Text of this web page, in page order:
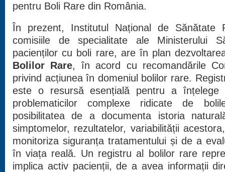
pentru Boli Rare din România.
În prezent, Institutul Național de Sănătate
comisiile de specialitate ale Ministerului
pacienților cu boli rare, are în plan
Bolilor Rare, în acord cu recomandările
privind acțiunea în domeniul bolilor rare.
este o resursă esențială pentru a
problematicilor complexe ridicate de
posibilitatea de a documenta istoria
simptomelor, rezultatelor, variabilității
monitoriza siguranța tratamentului și de a
în viața reală. Un registru al bolilor rare
implica activ pacienții, de a avea informații